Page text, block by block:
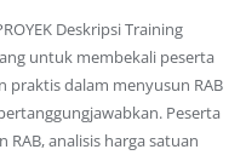
Deskripsi Training
untuk membekali peserta
praktis dalam menyusun RAB
Peserta
analisis harga satuan